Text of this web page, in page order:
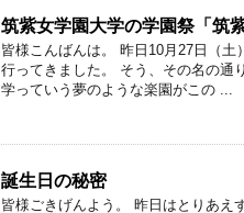
筑紫女学園大学の学園祭「筑
皆様こんばんは。 昨日10月27日（
行ってきました。 そう、その名の通
学っていう夢のような楽園がこの ...
誕生日の秘密
皆様ごきげんよう。 昨日はとりあえ